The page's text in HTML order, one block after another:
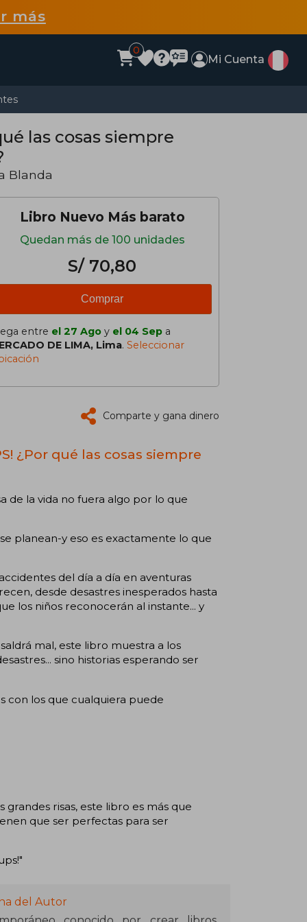
más
0
Mi Cuenta
las cosas siempre
Blanda
Libro Nuevo Más barato
Quedan más de 100 unidades
S/ 70,80
Comprar
entre el 27 Ago y el 04 Sep a
DE LIMA, Lima. Seleccionar
Comparte y gana dinero
¿Por qué las cosas siempre
de la vida no fuera algo por lo que
planean-y eso es exactamente lo que
del día a día en aventuras
desde desastres inesperados hasta
los niños reconocerán al instante... y
mal, este libro muestra a los
sino historias esperando ser
con los que cualquiera puede
risas, este libro es más que
que ser perfectas para ser
del Autor